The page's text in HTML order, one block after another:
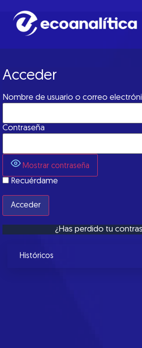
Acceder
Nombre de usuario o correo
Contraseña
Mostrar contraseña
Recuérdame
¿Has perdido tu
Históricos